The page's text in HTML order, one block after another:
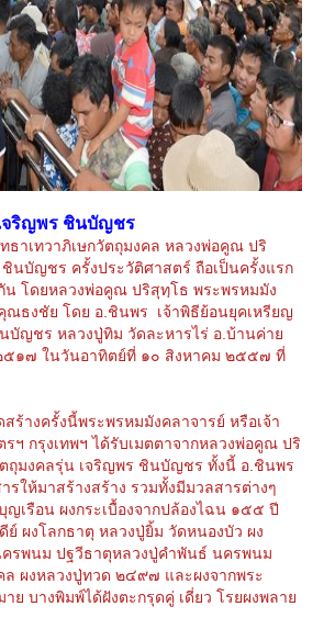
จริญพร ชินบัญชร
าภิเษกวัตถุมงคล หลวงพ่อคูณ ปริ
นบัญชร ครั้งประวัติศาสตร์ ถือเป็นครั้งแรก
น โดยหลวงพ่อคูณ ปริสุทฺโธ พระพรหมมัง
ณธงชัย โดย อ.ชินพร เจ้าพิธีย้อนยุคเหรียญ
บัญชร หลวงปู่ทิม วัดละหารไร่ อ.บ้านค่าย
๕๑๗ ในวันอาทิตย์ที่ ๑๐ สิงหาคม ๒๕๕๗ ที่
รั้งนี้พระพรหมมังคลาจารย์ หรือเจ้า
ฯ กรุงเทพฯ ได้รับเมตตาจากหลวงพ่อคูณ ปริ
ถุมงคลรุ่น เจริญพร ชินบัญชร ทั้งนี้ อ.ชินพร
ให้มาสร้างสร้าง รวมทั้งมีมวลสารต่างๆ
ญเรือน ผงกระเบื้องจากปล้องไฉน ๑๕๕ ปี
ย์ ผงโลกธาตุ หลวงปู่ยิ้ม วัดหนองบัว ผง
รพนม ปฐวีธาตุหลวงปู่คำพันธ์ นครพนม
ล ผงหลวงปู่ทวด ๒๔๙๗ และผงจากพระ
าย บางพิมพ์ได้ฝังตะกรุดคู่ เดี่ยว โรยผงพลาย